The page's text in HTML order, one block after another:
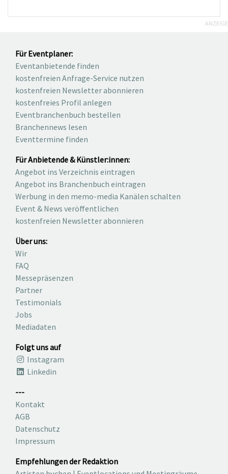
ANZEIGE
Für Eventplaner:
Eventanbietende finden
kostenfreien Anfrage-Service nutzen
kostenfreien Newsletter abonnieren
kostenfreies Profil anlegen
Eventbranchenbuch bestellen
Branchennews lesen
Eventtermine finden
Für Anbietende & Künstler:innen:
Angebot ins Verzeichnis eintragen
Angebot ins Branchenbuch eintragen
Werbung in den memo-media Kanälen schalten
Event & News veröffentlichen
kostenfreien Newsletter abonnieren
Über uns:
Wir
FAQ
Messepräsenzen
Partner
Testimonials
Jobs
Mediadaten
Folgt uns auf
Instagram
Linkedin
---
Kontakt
AGB
Datenschutz
Impressum
Empfehlungen der Redaktion